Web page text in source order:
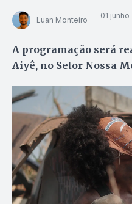
Luan Monteiro 01
A programação será
Aiyê, no Setor Nossa